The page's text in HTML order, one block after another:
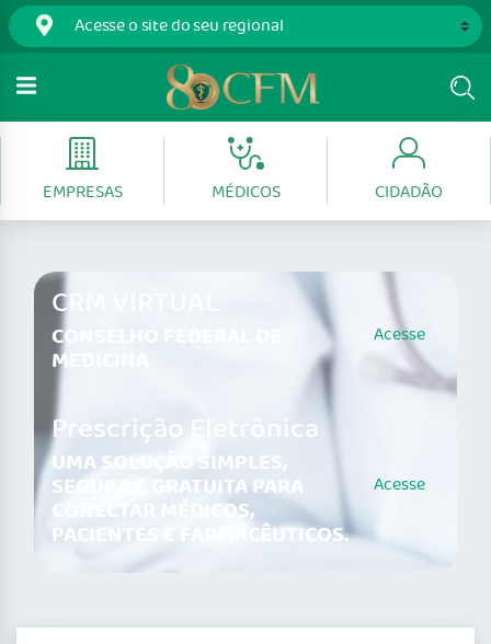
EMPRESAS MÉDICOS CIDADÃO
CRM VIRTUAL
CONSELHO FEDERAL DE
MEDICINA
Acesse
Prescrição Eletrônica
UMA SOLUÇÃO SIMPLES,
SEGURA E GRATUITA PARA
CONECTAR MÉDICOS,
PACIENTES E FARMACÊUTICOS.
Acesse